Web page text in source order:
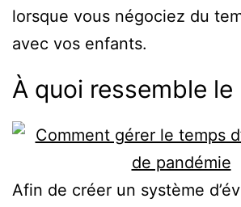
lorsque vous négociez du
avec vos enfants.
À quoi ressemble le
Afin de créer un système